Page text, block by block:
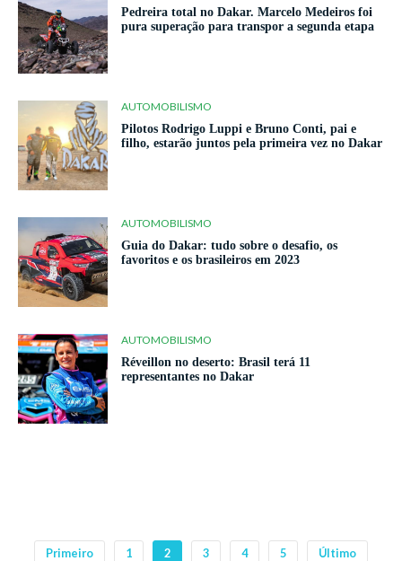
Pedreira total no Dakar. Marcelo Medeiros foi
pura superação para transpor a segunda etapa
AUTOMOBILISMO
Pilotos Rodrigo Luppi e Bruno Conti, pai e
filho, estarão juntos pela primeira vez no Dakar
AUTOMOBILISMO
Guia do Dakar: tudo sobre o desafio, os
favoritos e os brasileiros em 2023
AUTOMOBILISMO
Réveillon no deserto: Brasil terá 11
representantes no Dakar
Primeiro 1 2 3 4 5 Último